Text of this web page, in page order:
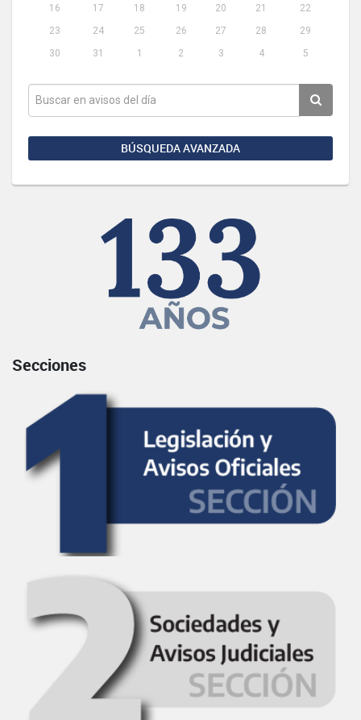
16
17 18 19 20 21
22
23
24 25 26 27 28
29
30
31 1 2 3 4 5
BÚSQUEDA AVANZADA
Secciones